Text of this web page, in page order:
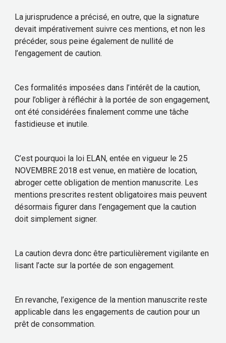
La jurisprudence a précisé, en outre, que la signature
devait impérativement suivre ces mentions, et non les
précéder, sous peine également de nullité de
l’engagement de caution.
Ces formalités imposées dans l’intérêt de la caution,
pour l’obliger à réfléchir à la portée de son engagement,
ont été considérées finalement comme une tâche
fastidieuse et inutile.
C’est pourquoi la loi ELAN, entée en vigueur le 25
NOVEMBRE 2018 est venue, en matière de location,
abroger cette obligation de mention manuscrite. Les
mentions prescrites restent obligatoires mais peuvent
désormais figurer dans l’engagement que la caution
doit simplement signer.
La caution devra donc être particulièrement vigilante en
lisant l’acte sur la portée de son engagement.
En revanche, l’exigence de la mention manuscrite reste
applicable dans les engagements de caution pour un
prêt de consommation.